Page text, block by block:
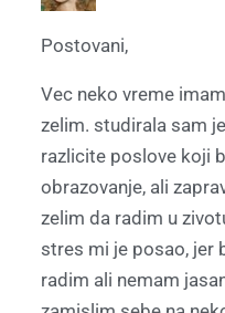
Postovani,
Vec neko vreme
zelim. studirala sam
razlicite poslove koji
obrazovanje, ali
zelim da radim u
stres mi je posao, jer
radim ali nemam